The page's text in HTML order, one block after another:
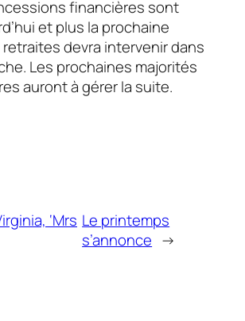
financières sont
et plus la prochaine
devra intervenir dans
Les prochaines majorités
auront à gérer la suite.
‘Mrs Le printemps
s’annonce →